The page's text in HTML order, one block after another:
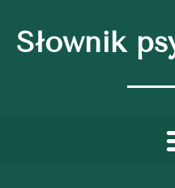
Słownik